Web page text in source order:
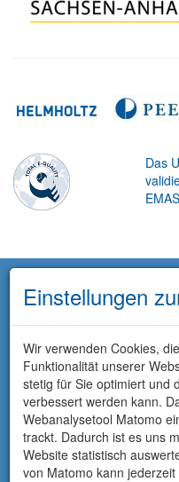
Das
Einstellungen
Wir verwenden Cookies,
Funktionalität unserer
stetig für Sie optimiert und
verbessert werden kann.
Webanalysetool Matomo
trackt. Dadurch ist es uns
Website statistisch
von Matomo kann